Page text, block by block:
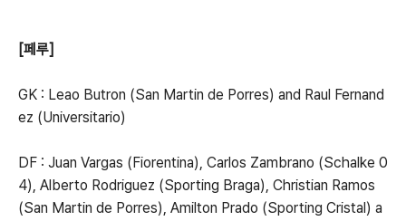
[페루]
GK : Leao Butron (San Martin de Porres) and Raul Fernand
ez (Universitario)
DF : Juan Vargas (Fiorentina), Carlos Zambrano (Schalke 0
4), Alberto Rodriguez (Sporting Braga), Christian Ramos
(San Martin de Porres), Amilton Prado (Sporting Cristal) a